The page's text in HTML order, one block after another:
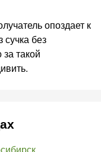
опоздает к
без
такой